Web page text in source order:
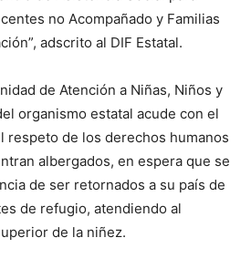
no Acompañado y Familias
adscrito al DIF Estatal.
de Atención a Niñas, Niños y
organismo estatal acude con el
respeto de los derechos humanos
albergados, en espera que se
de ser retornados a su país de
de refugio, atendiendo al
de la niñez.